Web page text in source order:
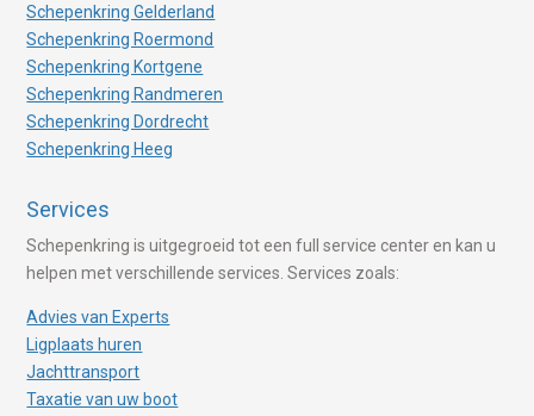
Schepenkring Gelderland
Schepenkring Roermond
Schepenkring Kortgene
Schepenkring Randmeren
Schepenkring Dordrecht
Schepenkring Heeg
Services
Schepenkring is uitgegroeid tot een full service center en kan u
helpen met verschillende services. Services zoals:
Advies van Experts
Ligplaats huren
Jachttransport
Taxatie van uw boot